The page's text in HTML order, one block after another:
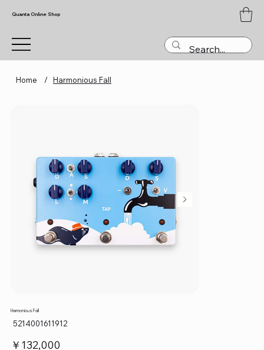
Quanta Online Shop
Home / Harmonious Fall
Harmonious Fall
SKU：
5214001611912
価￥132,000